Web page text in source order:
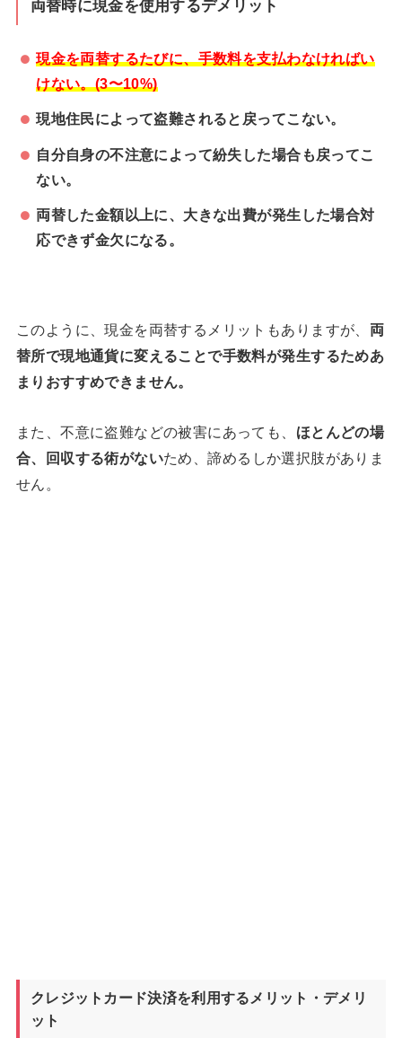
両替時に現金を使用するデメリット
現金を両替するたびに、手数料を支払わなければい
けない。(3〜10%)
現地住民によって盗難されると戻ってこない。
自分自身の不注意によって紛失した場合も戻ってこ
ない。
両替した金額以上に、大きな出費が発生した場合対
応できず金欠になる。
このように、現金を両替するメリットもありますが、 両
替所で現地通貨に変えることで手数料が発生するためあ
まりおすすめできません。
また、不意に盗難などの被害にあっても、 ほとんどの場
合、回収する術がないため、諦めるしか選択肢がありま
せん。
クレジットカード決済を利用するメリット・デメリ
ット